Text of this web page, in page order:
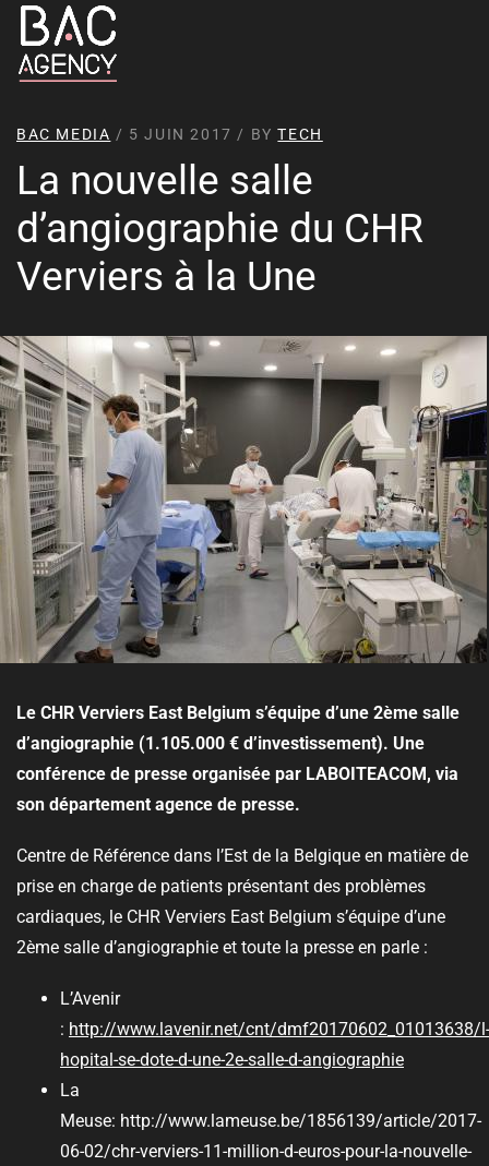
BAC MEDIA / 5 JUIN 2017 / BYTECH
La nouvelle salle
d’angiographie du CHR
Verviers à la Une
Le CHR Verviers East Belgium s’équipe d’une 2ème salle
d’angiographie (1.105.000 € d’investissement). Une
conférence de presse organisée par LABOITEACOM, via
son département agence de presse.
Centre de Référence dans l’Est de la Belgique en matière de
prise en charge de patients présentant des problèmes
cardiaques, le CHR Verviers East Belgium s’équipe d’une
2ème salle d’angiographie et toute la presse en parle :
L’Avenir
: http://www.lavenir.net/cnt/dmf20170602_01013638/l-
hopital-se-dote-d-une-2e-salle-d-angiographie
La
Meuse: http://www.lameuse.be/1856139/article/2017-
06-02/chr-verviers-11-million-d-euros-pour-la-nouvelle-